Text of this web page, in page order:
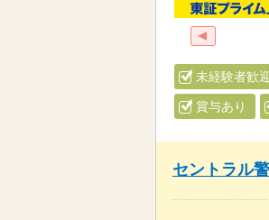
未経験者歓
賞与あり
セントラル